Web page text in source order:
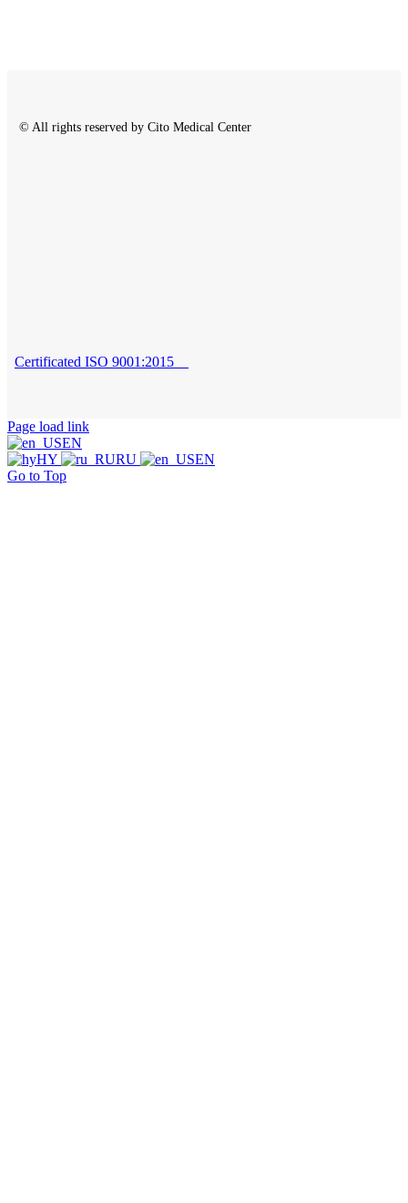
© All rights reserved by Cito Medical Center
Certificated ISO 9001:2015
Page load link
EN
HY
RU
EN
Go to Top